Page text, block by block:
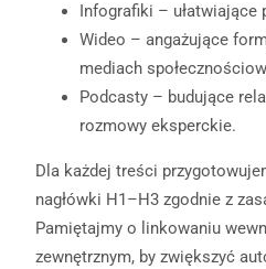
Infografiki – ułatwiające
Wideo – angażujące
mediach
Podcasty – budujące
rozmowy eksperckie.
Dla każdej treści
nagłówki H1–H3 zgodnie z
Pamiętajmy o linkowaniu
zewnętrznym, by zwiększyć